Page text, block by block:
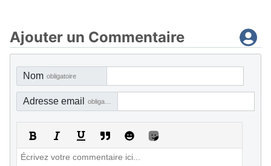
Ajouter un Commentaire
Nom obligatoire
Adresse email